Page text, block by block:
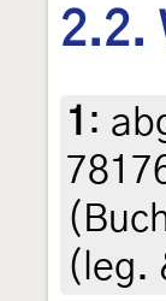
2.2.
1 :
(leg.